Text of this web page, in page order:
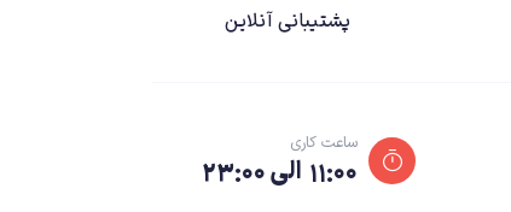
پشتیبانی آنلاین
ساعت کاری
۱۱:۰۰ الی ۲۳:۰۰